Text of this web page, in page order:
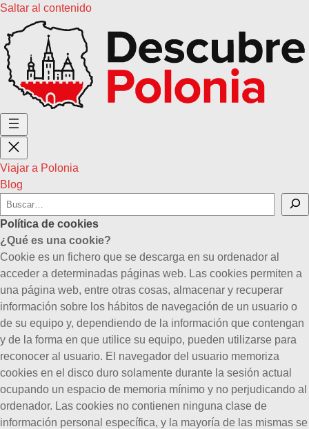
Saltar al contenido
Saltar al contenido
Viajar a Polonia
Blog
Buscar
Política de cookies
¿Qué es una cookie?
Cookie es un fichero que se descarga en su ordenador al
acceder a determinadas páginas web. Las cookies permiten a
una página web, entre otras cosas, almacenar y recuperar
información sobre los hábitos de navegación de un usuario o
de su equipo y, dependiendo de la información que contengan
y de la forma en que utilice su equipo, pueden utilizarse para
reconocer al usuario. El navegador del usuario memoriza
cookies en el disco duro solamente durante la sesión actual
ocupando un espacio de memoria mínimo y no perjudicando al
ordenador. Las cookies no contienen ninguna clase de
información personal específica, y la mayoría de las mismas se